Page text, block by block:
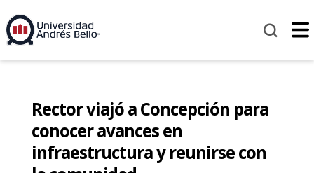
Rector viajó a Concepción para
conocer avances en
infraestructura y reunirse con